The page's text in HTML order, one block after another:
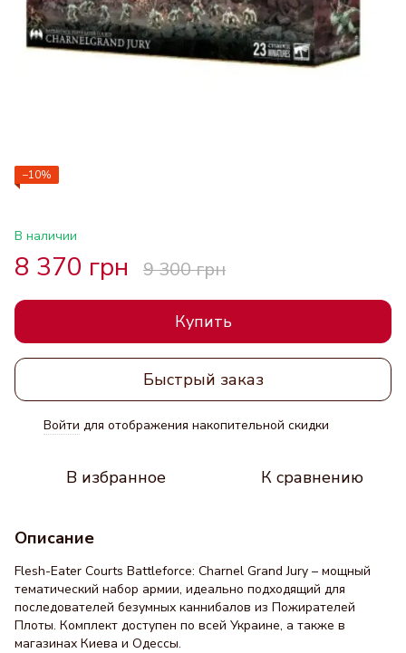
−10%
В наличии
8 370 грн 9 300 грн
Купить
Быстрый заказ
Войти для отображения накопительной скидки
В избранное К сравнению
Описание
Flesh-Eater Courts Battleforce: Charnel Grand Jury – мощный
тематический набор армии, идеально подходящий для
последователей безумных каннибалов из Пожирателей
Плоты. Комплект доступен по всей Украине, а также в
магазинах Киева и Одессы.